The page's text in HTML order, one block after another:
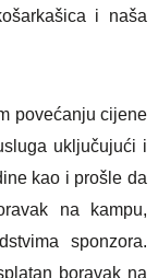
i naša
povećanju cijene
uključujući i
kao i prošle da
na kampu,
sponzora.
boravak na